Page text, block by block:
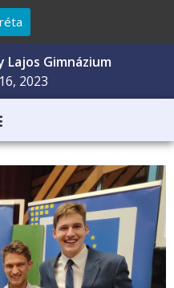
Lajos Gimnázium
2023